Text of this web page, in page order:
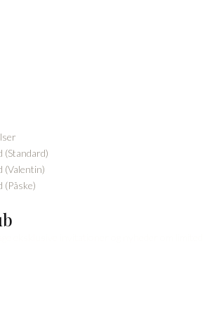
(Valentin)